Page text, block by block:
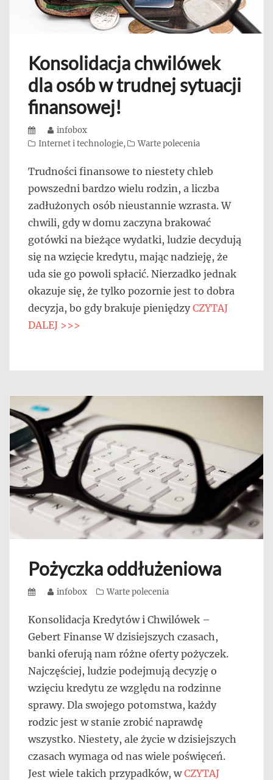
Konsolidacja chwilówek
dla osób w trudnej sytuacji
finansowej!
Posted
on
Author
infobox
Categories
Internet i technologie, Warte polecenia
Trudności finansowe to niestety chleb
powszedni bardzo wielu rodzin, a liczba
zadłużonych osób nieustannie wzrasta. W
chwili, gdy w domu zaczyna brakować
gotówki na bieżące wydatki, ludzie decydują
się na wzięcie kredytu, mając nadzieję, że
uda sie go powoli spłacić. Nierzadko jednak
okazuje się, że tylko pozornie jest to dobra
decyzja, bo gdy brakuje pieniędzy CZYTAJ
DALEJ >>>
Pożyczka oddłużeniowa
PostedAuthor
infobox Categories
Warte polecenia
Konsolidacja Kredytów i Chwilówek –
Gebert Finanse W dzisiejszych czasach,
banki oferują nam różne oferty pożyczek.
Najczęściej, ludzie podejmują decyzję o
wzięciu kredytu ze względu na rodzinne
sprawy. Dla swojego potomstwa, każdy
rodzic jest w stanie zrobić naprawdę
wszystko. Niestety, ale życie w dzisiejszych
czasach wymaga od nas wiele poświęceń.
Jest wiele takich przypadków, wCZYTAJ